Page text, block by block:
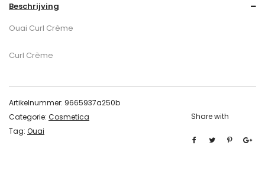
Beschrijving
Ouai Curl Crème
Curl Crème
Artikelnummer: 9665937a250b
Categorie: Cosmetica
Tag: Ouai
Share with